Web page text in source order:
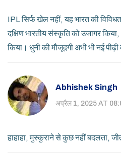
IPL सिर्फ खेल नहीं, यह भारत की
दक्षिण भारतीय संस्कृति को उजागर
किया। धुनी की मौजूदगी अभी भी नई
Abhishek Singh
अप्रैल 1, 2025 AT
हाहाहा, मुस्कुराने से कुछ नहीं बदलता,